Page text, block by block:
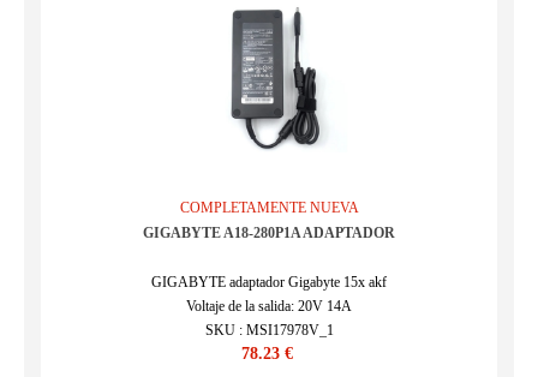
COMPLETAMENTE NUEVA
GIGABYTE A18-280P1A ADAPTADOR
GIGABYTE adaptador Gigabyte 15x akf
Voltaje de la salida: 20V 14A
SKU : MSI17978V_1
78.23 €